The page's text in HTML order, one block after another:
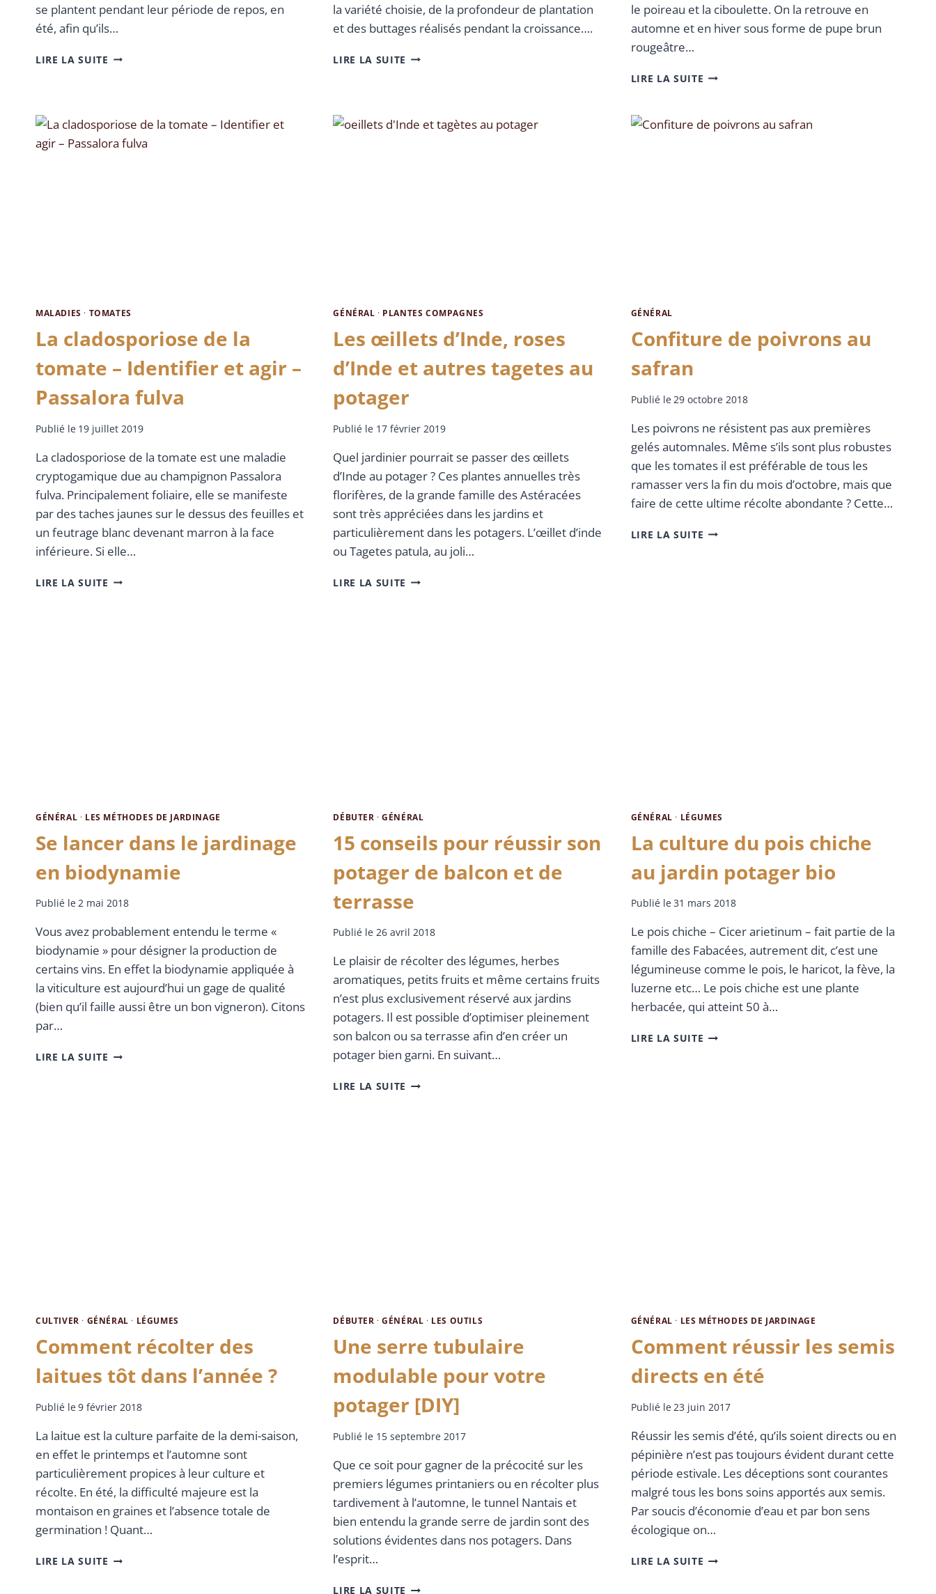
se plantent pendant leur période de repos, en
été, afin qu’ils…
LIRE LA SUITE
la variété choisie, de la profondeur de plantation
et des buttages réalisés pendant la croissance….
LIRE LA SUITE
le poireau et la ciboulette. On la retrouve en
automne et en hiver sous forme de pupe brun
rougeâtre…
LIRE LA SUITE
MALADIES · TOMATES
La cladosporiose de la
tomate – Identifier et agir –
Passalora fulva
Publié le 19 juillet 2019
La cladosporiose de la tomate est une maladie
cryptogamique due au champignon Passalora
fulva. Principalement foliaire, elle se manifeste
par des taches jaunes sur le dessus des feuilles et
un feutrage blanc devenant marron à la face
inférieure. Si elle…
LIRE LA SUITE
GÉNÉRAL · PLANTES COMPAGNES
Les œillets d’Inde, roses
d’Inde et autres tagetes au
potager
Publié le 17 février 2019
Quel jardinier pourrait se passer des œillets
d’Inde au potager ? Ces plantes annuelles très
florifères, de la grande famille des Astéracées
sont très appréciées dans les jardins et
particulièrement dans les potagers. L’œillet d’inde
ou Tagetes patula, au joli…
LIRE LA SUITE
GÉNÉRAL
Confiture de poivrons au
safran
Publié le 29 octobre 2018
Les poivrons ne résistent pas aux premières
gelés automnales. Même s’ils sont plus robustes
que les tomates il est préférable de tous les
ramasser vers la fin du mois d’octobre, mais que
faire de cette ultime récolte abondante ? Cette…
LIRE LA SUITE
GÉNÉRAL · LES MÉTHODES DE JARDINAGE
Se lancer dans le jardinage
en biodynamie
Publié le2 mai 2018
Vous avez probablement entendu le terme «
biodynamie » pour désigner la production de
certains vins. En effet la biodynamie appliquée à
la viticulture est aujourd’hui un gage de qualité
(bien qu’il faille aussi être un bon vigneron). Citons
par…
LIRE LA SUITE
DÉBUTER ·GÉNÉRAL
15 conseils pour réussir son
potager de balcon et de
terrasse
Publié le 26 avril 2018
Le plaisir de récolter des légumes, herbes
aromatiques, petits fruits et même certains fruits
n’est plus exclusivement réservé aux jardins
potagers. Il est possible d’optimiser pleinement
son balcon ou sa terrasse afin d’en créer un
potager bien garni. En suivant…
LIRE LA SUITE
GÉNÉRAL · LÉGUMES
La culture du pois chiche
au jardin potager bio
Publié le31 mars 2018
Le pois chiche – Cicer arietinum – fait partie de la
famille des Fabacées, autrement dit, c’est une
légumineuse comme le pois, le haricot, la fève, la
luzerne etc… Le pois chiche est une plante
herbacée, qui atteint 50 à…
LIRE LA SUITE
CULTIVER · GÉNÉRAL · LÉGUMES
Comment récolter des
laitues tôt dans l’année ?
Publié le9 février 2018
La laitue est la culture parfaite de la demi-saison,
en effet le printemps et l’automne sont
particulièrement propices à leur culture et
récolte. En été, la difficulté majeure est la
montaison en graines et l’absence totale de
germination ! Quant…
LIRE LA SUITE
DÉBUTER ·GÉNÉRAL · LES OUTILS
Une serre tubulaire
modulable pour votre
potager [DIY]
Publié le 15 septembre 2017
Que ce soit pour gagner de la précocité sur les
premiers légumes printaniers ou en récolter plus
tardivement à l’automne, le tunnel Nantais et
bien entendu la grande serre de jardin sont des
solutions évidentes dans nos potagers. Dans
l’esprit…
LIRE LA SUITE
GÉNÉRAL · LES MÉTHODES DE JARDINAGE
Comment réussir les semis
directs en été
Publié le23 juin 2017
Réussir les semis d’été, qu’ils soient directs ou en
pépinière n’est pas toujours évident durant cette
période estivale. Les déceptions sont courantes
malgré tous les bons soins apportés aux semis.
Par soucis d’économie d’eau et par bon sens
écologique on…
LIRE LA SUITE